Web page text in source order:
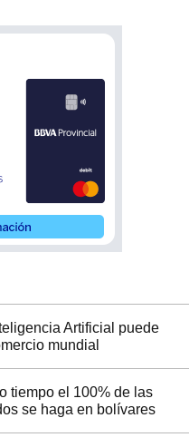
Artificial puede
mundial
tiempo el 100% de las
se haga en bolívares